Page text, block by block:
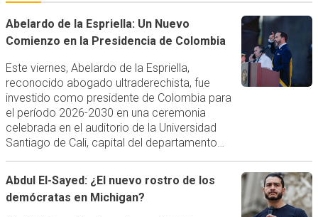
Abelardo de la Espriella: Un Nuevo
Comienzo en la Presidencia de Colombia
Este viernes, Abelardo de la Espriella,
reconocido abogado ultraderechista, fue
investido como presidente de Colombia para
el período 2026-2030 en una ceremonia
celebrada en el auditorio de la Universidad
Santiago de Cali, capital del departamento…
Abdul El-Sayed: ¿El nuevo rostro de los
demócratas en Michigan?